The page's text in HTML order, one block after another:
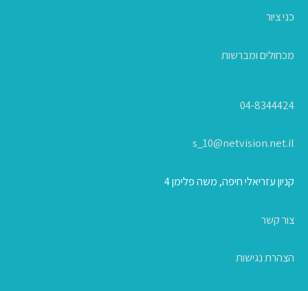
כני ציור
מכחולים ומברשות
04-8344424
s_10@netvision.net.il
קניון עזריאלי חיפה, משה פלימן 4
צור קשר
הצהרת נגישות